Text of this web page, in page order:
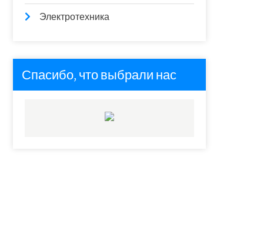
Электротехника
Спасибо, что выбрали нас